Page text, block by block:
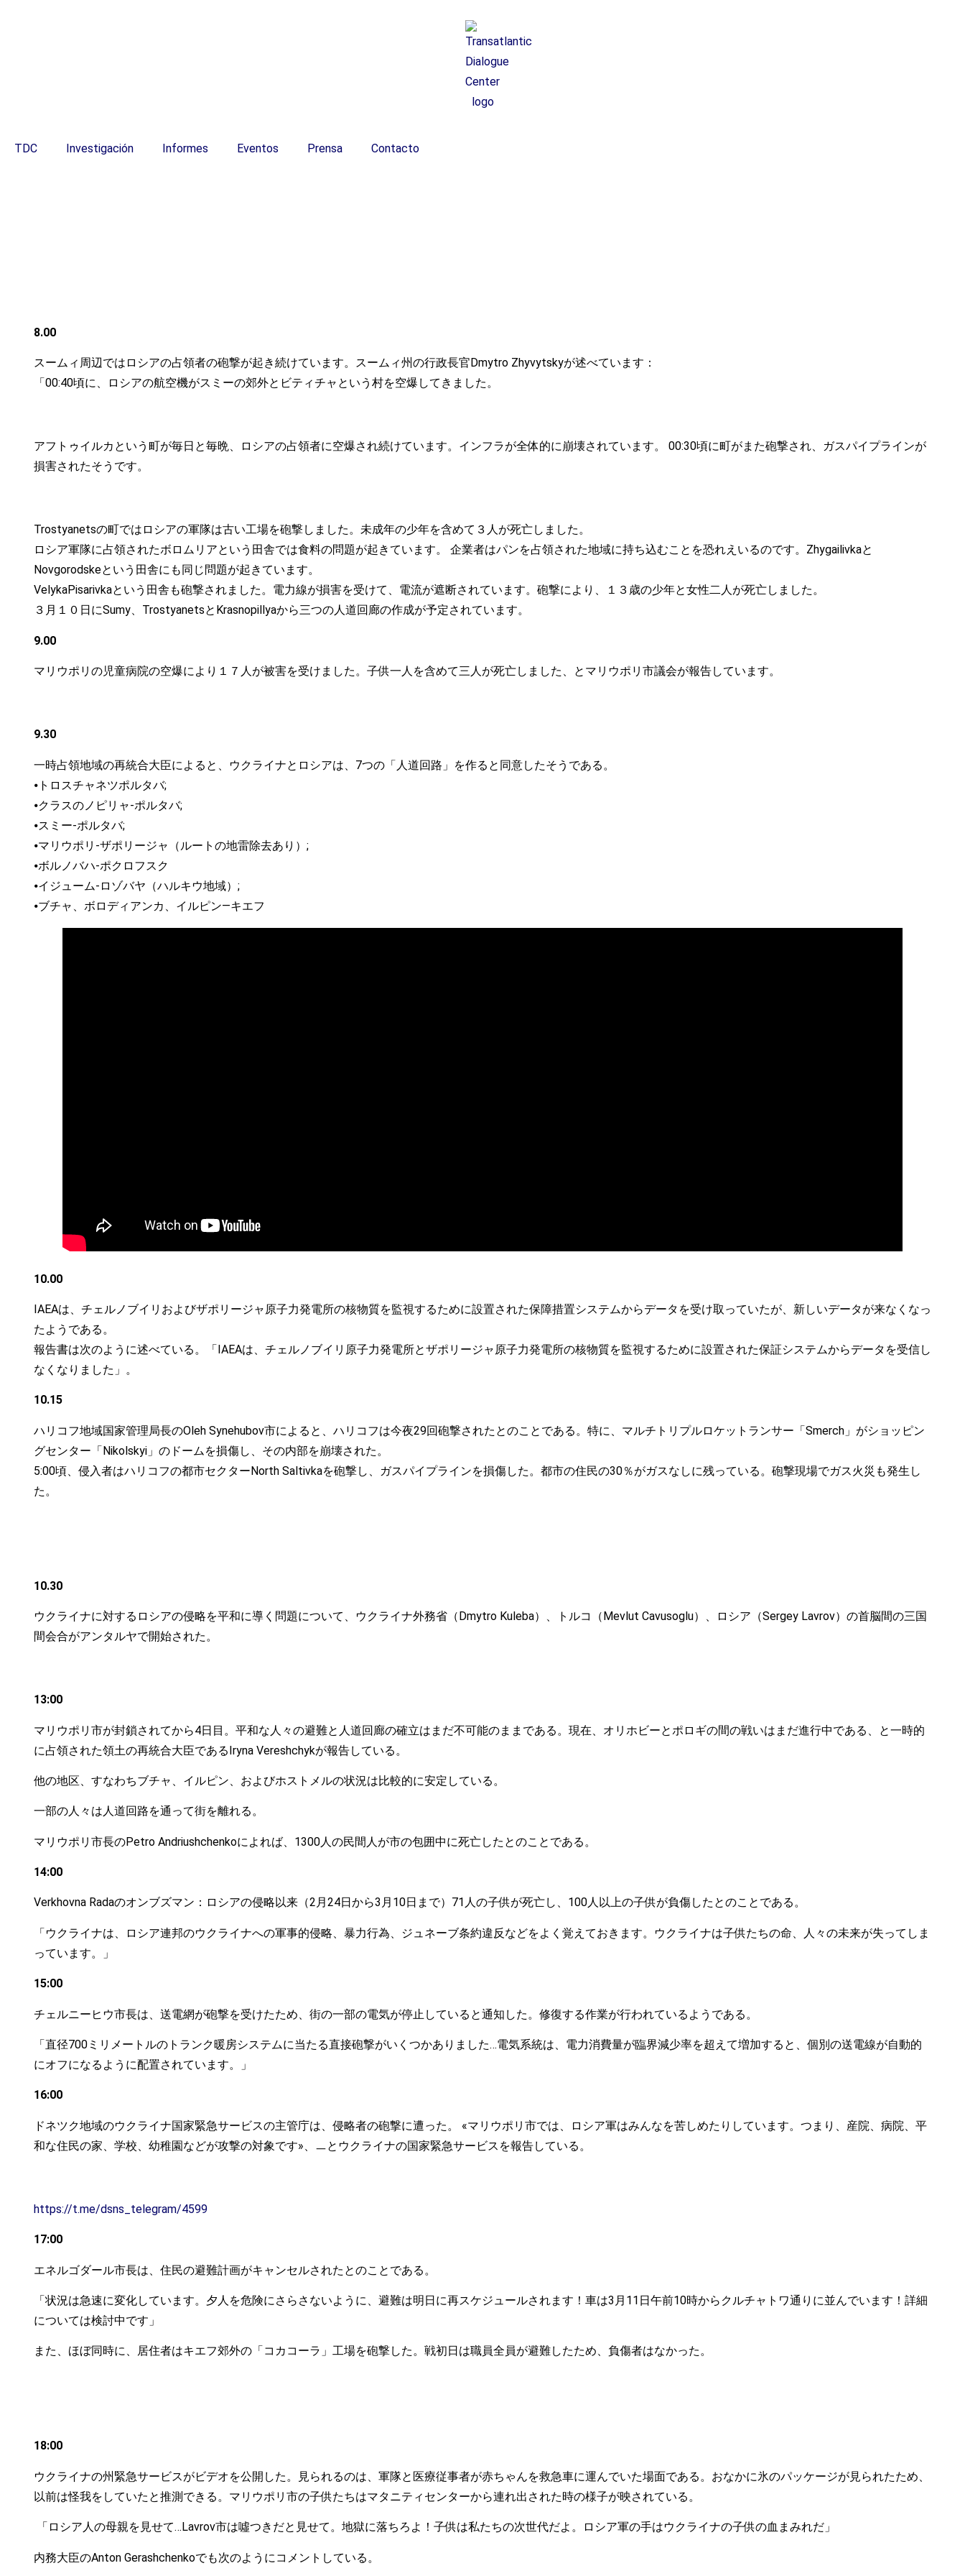
TDC Investigación Informes Eventos Prensa Contacto
8.00
スームィ周辺ではロシアの占領者の砲撃が起き続けています。スームィ州の行政長官Dmytro Zhyvytskyが述べています：
「00:40頃に、ロシアの航空機がスミーの郊外とビティチャという村を空爆してきました。
アフトゥイルカという町が毎日と毎晩、ロシアの占領者に空爆され続けています。インフラが全体的に崩壊されています。 00:30頃に町がまた砲撃され、ガスパイプラインが
損害されたそうです。
Trostyanetsの町ではロシアの軍隊は古い工場を砲撃しました。未成年の少年を含めて３人が死亡しました。
ロシア軍隊に占領されたボロムリアという田舎では食料の問題が起きています。 企業者はパンを占領された地域に持ち込むことを恐れえいるのです。Zhygailivkaと
Novgorodskeという田舎にも同じ問題が起きています。
VelykaPisarivkaという田舎も砲撃されました。電力線が損害を受けて、電流が遮断されています。砲撃により、１３歳の少年と女性二人が死亡しました。
３月１０日にSumy、TrostyanetsとKrasnopillyaから三つの人道回廊の作成が予定されています。
9.00
マリウポリの児童病院の空爆により１７人が被害を受けました。子供一人を含めて三人が死亡しました、とマリウポリ市議会が報告しています。
9.30
一時占領地域の再統合大臣によると、ウクライナとロシアは、7つの「人道回路」を作ると同意したそうである。
⦁トロスチャネツポルタバ;
⦁クラスのノピリャ-ポルタバ;
⦁スミー-ポルタバ;
⦁マリウポリ-ザポリージャ（ルートの地雷除去あり）;
⦁ボルノバハ-ポクロフスク
⦁イジューム-ロゾバヤ（ハルキウ地域）;
⦁ブチャ、ボロディアンカ、イルピン—キエフ
10.00
IAEAは、チェルノブイリおよびザポリージャ原子力発電所の核物質を監視するために設置された保障措置システムからデータを受け取っていたが、新しいデータが来なくなっ
たようである。
報告書は次のように述べている。「IAEAは、チェルノブイリ原子力発電所とザポリージャ原子力発電所の核物質を監視するために設置された保証システムからデータを受信し
なくなりました」。
10.15
ハリコフ地域国家管理局長のOleh Synehubov市によると、ハリコフは今夜29回砲撃されたとのことである。特に、マルチトリプルロケットランサー「Smerch」がショッピン
グセンター「Nikolskyi」のドームを損傷し、その内部を崩壊された。
5:00頃、侵入者はハリコフの都市セクターNorth Saltivkaを砲撃し、ガスパイプラインを損傷した。都市の住民の30％がガスなしに残っている。砲撃現場でガス火災も発生し
た。
10.30
ウクライナに対するロシアの侵略を平和に導く問題について、ウクライナ外務省（Dmytro Kuleba）、トルコ（Mevlut Cavusoglu）、ロシア（Sergey Lavrov）の首脳間の三国
間会合がアンタルヤで開始された。
13:00
マリウポリ市が封鎖されてから4日目。平和な人々の避難と人道回廊の確立はまだ不可能のままである。現在、オリホビーとポロギの間の戦いはまだ進行中である、と一時的
に占領された領土の再統合大臣であるIryna Vereshchykが報告している。
他の地区、すなわちブチャ、イルピン、およびホストメルの状況は比較的に安定している。
一部の人々は人道回路を通って街を離れる。
マリウポリ市長のPetro Andriushchenkoによれば、1300人の民間人が市の包囲中に死亡したとのことである。
14:00
Verkhovna Radaのオンブズマン：ロシアの侵略以来（2月24日から3月10日まで）71人の子供が死亡し、100人以上の子供が負傷したとのことである。
「ウクライナは、ロシア連邦のウクライナへの軍事的侵略、暴力行為、ジュネーブ条約違反などをよく覚えておきます。ウクライナは子供たちの命、人々の未来が失ってしま
っています。」
15:00
チェルニーヒウ市長は、送電網が砲撃を受けたため、街の一部の電気が停止していると通知した。修復する作業が行われているようである。
「直径700ミリメートルのトランク暖房システムに当たる直接砲撃がいくつかありました…電気系統は、電力消費量が臨界減少率を超えて増加すると、個別の送電線が自動的
にオフになるように配置されています。」
16:00
ドネツク地域のウクライナ国家緊急サービスの主管庁は、侵略者の砲撃に遭った。 «マリウポリ市では、ロシア軍はみんなを苦しめたりしています。つまり、産院、病院、平
和な住民の家、学校、幼稚園などが攻撃の対象です»、ㅡとウクライナの国家緊急サービスを報告している。
https://t.me/dsns_telegram/4599
17:00
エネルゴダール市長は、住民の避難計画がキャンセルされたとのことである。
「状況は急速に変化しています。夕人を危険にさらさないように、避難は明日に再スケジュールされます！車は3月11日午前10時からクルチャトワ通りに並んでいます！詳細
については検討中です」
また、ほぼ同時に、居住者はキエフ郊外の「コカコーラ」工場を砲撃した。戦初日は職員全員が避難したため、負傷者はなかった。
18:00
ウクライナの州緊急サービスがビデオを公開した。見られるのは、軍隊と医療従事者が赤ちゃんを救急車に運んでいた場面である。おなかに氷のパッケージが見られたため、
以前は怪我をしていたと推測できる。マリウポリ市の子供たちはマタニティセンターから連れ出された時の様子が映されている。
「ロシア人の母親を見せて…Lavrov市は噓つきだと見せて。地獄に落ちろよ！子供は私たちの次世代だよ。ロシア軍の手はウクライナの子供の血まみれだ」
内務大臣のAnton Gerashchenkoでも次のようにコメントしている。